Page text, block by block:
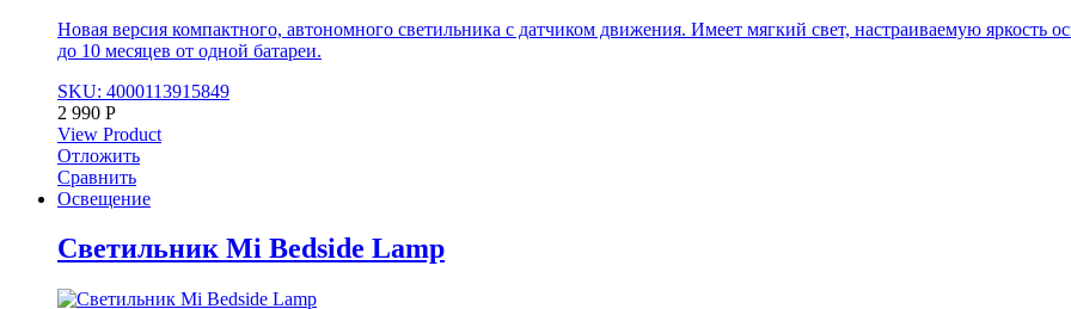
Новая версия компактного, автономного светильника с датчиком движения. Имеет мягкий свет, настраиваемую яркость
до 10 месяцев от одной батареи.
SKU: 4000113915849
2 990 Р
View Product
Отложить
Сравнить
Освещение
Светильник Mi Bedside Lamp